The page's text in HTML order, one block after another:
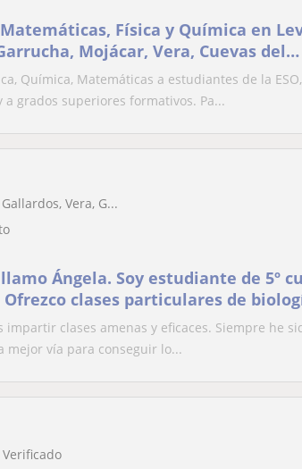
Física y Química en
Mojácar, Vera, Cuevas del
Turre, Los Gallardos, Antas)
Química, Matemáticas a estudiantes de la
a grados superiores formativos. Pa...
Vera, G...
llamo Ángela. Soy estudiante de 5º
clases particulares de
de la rama sanitaria.
apoyo escolar a nivel de
(de ciencias de la salud)
impartir clases amenas y eficaces. Siempre he
mejor vía para conseguir lo...